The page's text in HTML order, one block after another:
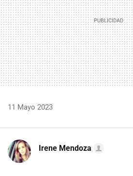
11 Mayo 2023
Irene Mendoza